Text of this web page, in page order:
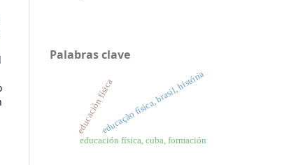
Palabras clave
educación física
educación física, cuba, formación
educação física, brasil, história